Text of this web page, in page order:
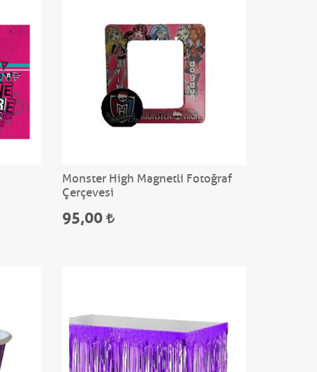
Monster High Magnetli Fotoğraf
Çerçevesi
95,00